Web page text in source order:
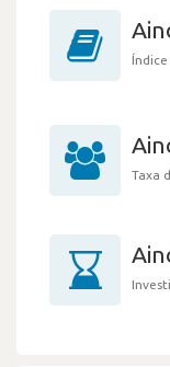
Taxa